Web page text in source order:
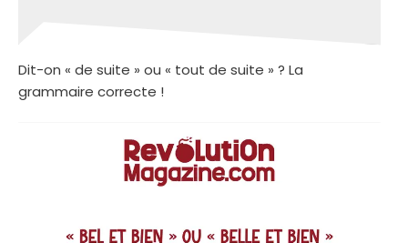
Dit-on « de suite » ou « tout de suite » ? La
grammaire correcte !